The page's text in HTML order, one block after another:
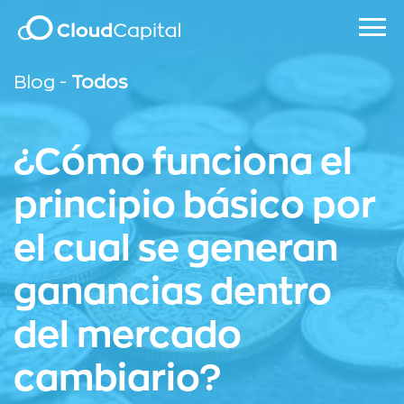
Blog - Todos
¿Cómo funciona el
principio básico por
el cual se generan
ganancias dentro
del mercado
cambiario?